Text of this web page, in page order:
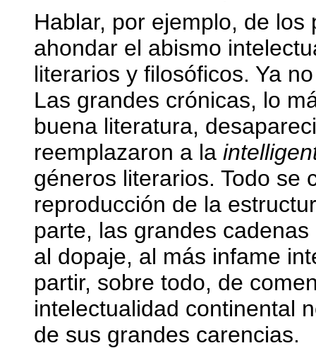
Hablar, por ejemplo, de
ahondar el abismo
literarios y filosóficos. Ya
Las grandes crónicas, lo
buena literatura,
reemplazaron a la
géneros literarios. Todo se
reproducción de la
parte, las grandes
al dopaje, al más infame
partir, sobre todo, de
intelectualidad continental
de sus grandes carencias.